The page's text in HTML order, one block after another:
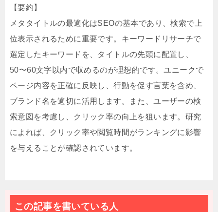
【要約】
メタタイトルの最適化はSEOの基本であり、検索で上
位表示されるために重要です。キーワードリサーチで
選定したキーワードを、タイトルの先頭に配置し、
50〜60文字以内で収めるのが理想的です。ユニークで
ページ内容を正確に反映し、行動を促す言葉を含め、
ブランド名を適切に活用します。また、ユーザーの検
索意図を考慮し、クリック率の向上を狙います。研究
によれば、クリック率や閲覧時間がランキングに影響
を与えることが確認されています。
この記事を書いている人